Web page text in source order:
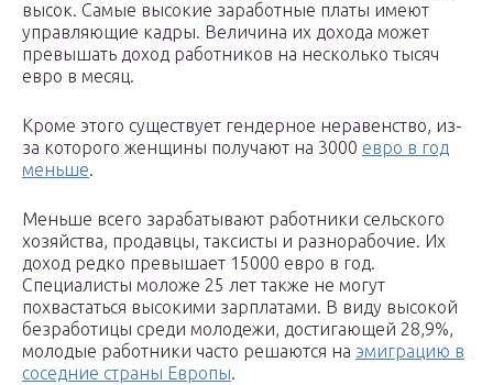
высок. Самые высокие заработные платы имеют
управляющие кадры. Величина их дохода может
превышать доход работников на несколько тысяч
евро в месяц.
Кроме этого существует гендерное неравенство, из-
за которого женщины получают на 3000 евро в год
меньше.
Меньше всего зарабатывают работники сельского
хозяйства, продавцы, таксисты и разнорабочие. Их
доход редко превышает 15000 евро в год.
Специалисты моложе 25 лет также не могут
похвастаться высокими зарплатами. В виду высокой
безработицы среди молодежи, достигающей 28,9%,
молодые работники часто решаются на эмиграцию в
соседние страны Европы.